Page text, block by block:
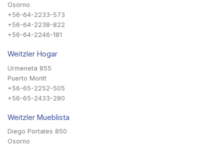
Osorno
+56-64-2233-573
+56-64-2238-822
+56-64-2246-181
Weitzler Hogar
Urmeneta 855
Puerto Montt
+56-65-2252-505
+56-65-2433-280
Weitzler Mueblista
Diego Portales 850
Osorno